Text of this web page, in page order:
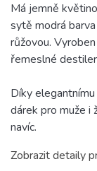
Má jemně
sytě modrá
růžovou.
řemeslné
Díky
dárek pro muže i
navíc.
Zobrazit detaily